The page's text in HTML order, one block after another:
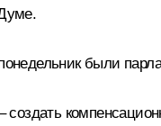
были
создать